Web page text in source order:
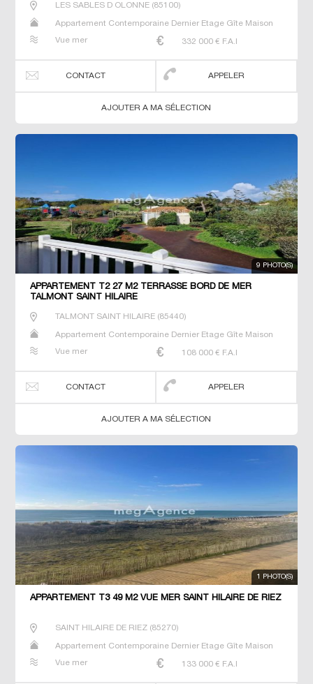
LES SABLES D OLONNE(85100)
Appartement Contemporaine Dernier Etage Gîte Maison
Vue mer
332 000 € F.A.I
CONTACT APPELER
AJOUTER A MA SÉLECTION
9 PHOTO(S)
APPARTEMENT T2 27 M2 TERRASSE BORD DE MER
TALMONT SAINT HILAIRE
TALMONT SAINT HILAIRE(85440)
Appartement Contemporaine Dernier Etage Gîte Maison
Vue mer
108 000 € F.A.I
CONTACT APPELER
AJOUTER A MA SÉLECTION
1 PHOTO(S)
APPARTEMENT T3 49 M2 VUE MER SAINT HILAIRE DE RIEZ
SAINT HILAIRE DE RIEZ(85270)
Appartement Contemporaine Dernier Etage Gîte Maison
Vue mer
133 000 € F.A.I